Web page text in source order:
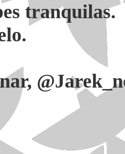
tranquilas.